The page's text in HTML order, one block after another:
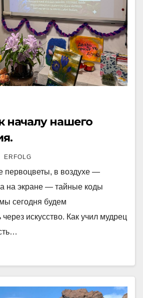
началу нашего
ERFOLG
первоцветы, в воздухе —
на экране — тайные коды
сегодня будем
искусство. Как учил мудрец